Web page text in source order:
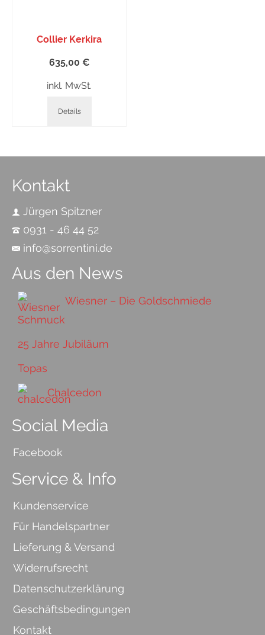
Collier Kerkira
635,00 €
inkl. MwSt.
Details
Kontakt
Jürgen Spitzner
0931 - 46 44 52
info@sorrentini.de
Aus den News
Wiesner – Die Goldschmiede
25 Jahre Jubiläum
Topas
Chalcedon
Social Media
Facebook
Service & Info
Kundenservice
Für Handelspartner
Lieferung & Versand
Widerrufsrecht
Datenschutzerklärung
Geschäftsbedingungen
Kontakt